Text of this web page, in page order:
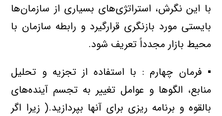
با این نگرش، استراتژی‌های بسیاری از سازمان‌ها
بایستی مورد بازنگری قرارگیرد و رابطه سازمان با
محیط بازار مجدداً تعریف شود.
▪ فرمان چهارم : با استفاده از تجزیه و تحلیل
منابع، الگو‌ها و عوامل تغییر به تجسم آینده‌های
بالقوه و برنامه ریزی برای آنها بپردازید.( زیرا اگر